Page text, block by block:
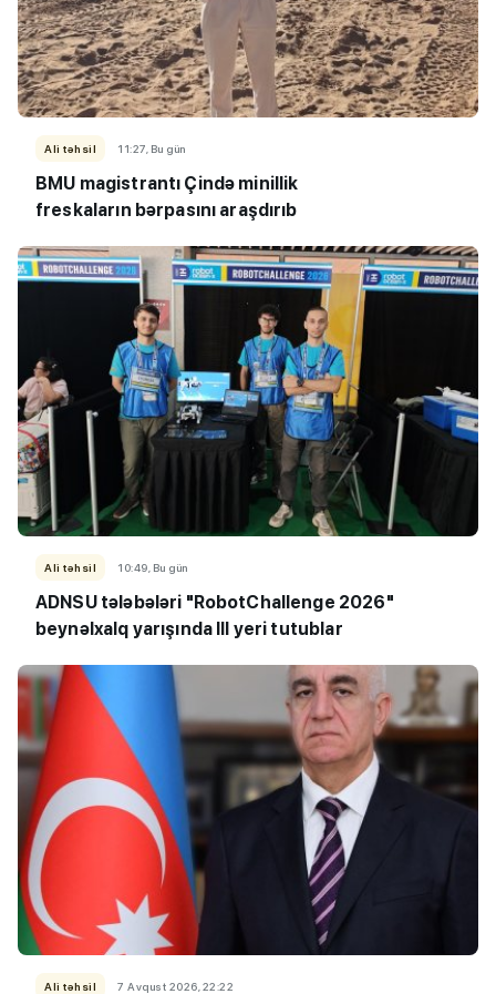
Ali təhsil 11:27, Bu gün
BMU magistrantı Çində minillik
freskaların bərpasını araşdırıb
Ali təhsil 10:49, Bu gün
ADNSU tələbələri "RobotChallenge 2026"
beynəlxalq yarışında III yeri tutublar
Ali təhsil 7 Avqust 2026, 22:22